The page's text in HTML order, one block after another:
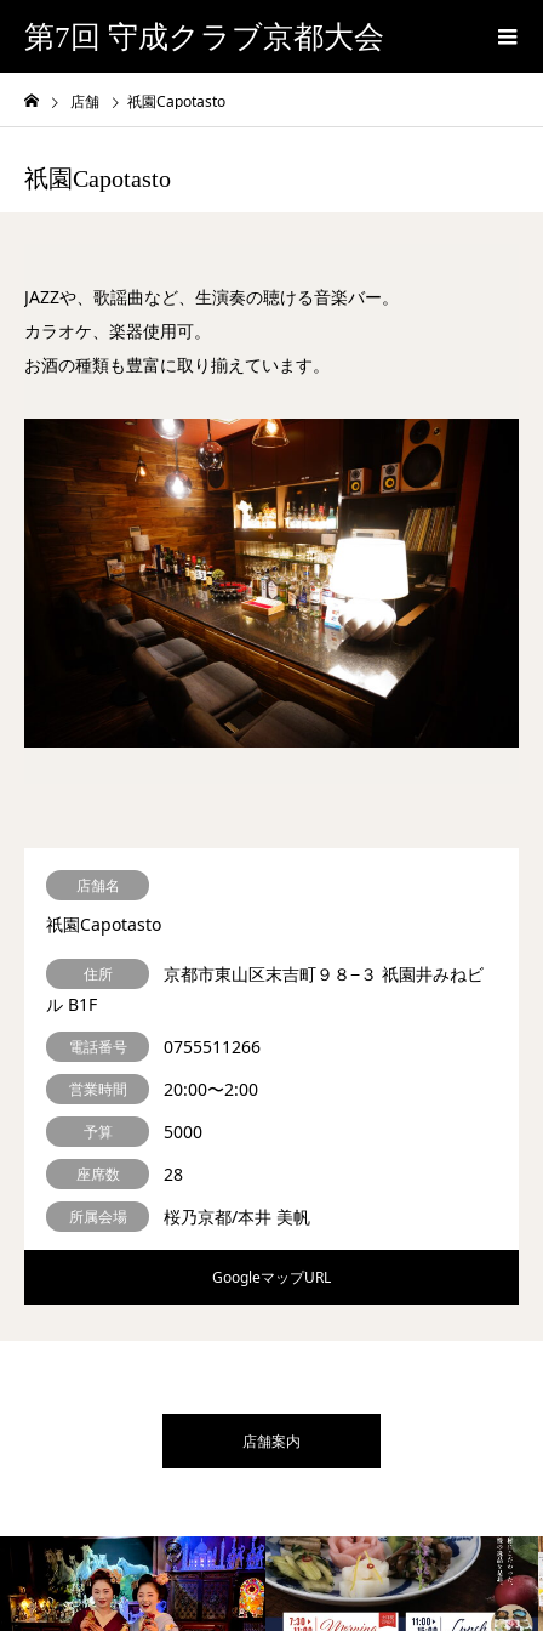
第7回 守成クラブ京都大会
店舗 祇園Capotasto
祇園Capotasto
JAZZや、歌謡曲など、生演奏の聴ける音楽バー。
カラオケ、楽器使用可。
お酒の種類も豊富に取り揃えています。
店舗名
祇園Capotasto
住所
京都市東山区末吉町９８−３ 祇園井みねビ
ル B1F
電話番号 0755511266
営業時間 20:00〜2:00
予算 5000
座席数 28
所属会場 桜乃京都/本井 美帆
GoogleマップURL
店舗案内